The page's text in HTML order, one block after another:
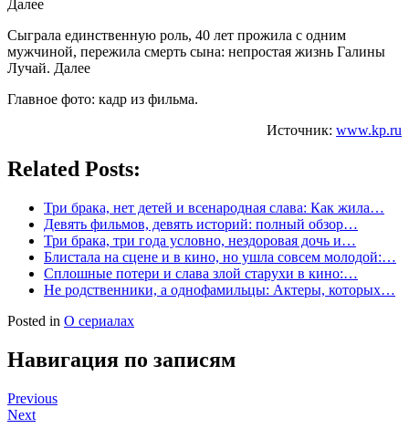
Далее
Сыграла единственную роль, 40 лет прожила с одним
мужчиной, пережила смерть сына: непростая жизнь Галины
Лучай. Далее
Главное фото: кадр из фильма.
Источник: www.kp.ru
Related Posts:
Три брака, нет детей и всенародная слава: Как жила…
Девять фильмов, девять историй: полный обзор…
Три брака, три года условно, нездоровая дочь и…
Блистала на сцене и в кино, но ушла совсем молодой:…
Сплошные потери и слава злой старухи в кино:…
Не родственники, а однофамильцы: Актеры, которых…
Posted in О сериалах
Навигация по записям
Previous
Next